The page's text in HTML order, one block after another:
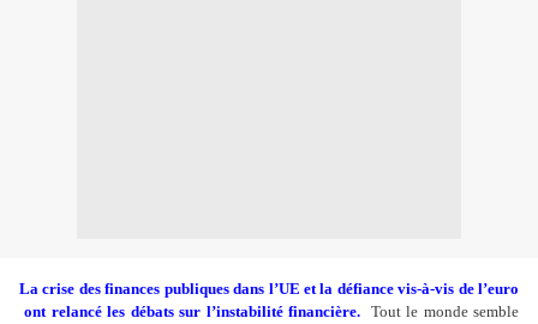
La crise des finances publiques dans l’UE et la défiance vis-à-vis de l’euro
ont relancé les débats sur l’instabilité financière.Tout le monde semble